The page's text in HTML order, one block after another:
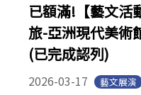
已額滿!【藝文活
旅-亞洲現代美術
(已完成認列)
2026-03-17 藝文展演